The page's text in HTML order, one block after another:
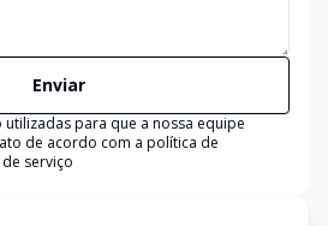
Enviar
para que a nossa equipe
de acordo com a política de
serviço